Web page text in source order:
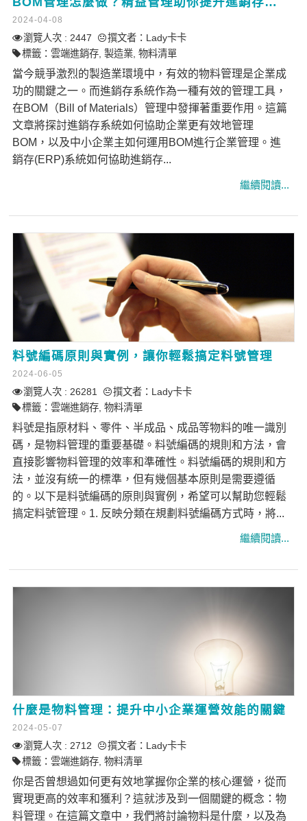
2024-04-08
瀏覽人次 : 2447 撰文者： Lady卡卡
標籤：雲端進銷存,製造業,物料清單
當今競爭激烈的製造業環境中，有效的物料管理是企業成
功的關鍵之一。而進銷存系統作為一種有效的管理工具，
在BOM（Bill of Materials）管理中發揮著重要作用。這篇
文章將探討進銷存系統如何協助企業更有效地管理
BOM，以及中小企業主如何運用BOM進行企業管理。進
銷存(ERP)系統如何協助進銷存...
料號編碼原則與實例，讓你輕鬆搞定料號管理
2024-06-05
瀏覽人次 : 26281 撰文者： Lady卡卡
標籤：雲端進銷存,物料清單
料號是指原材料、零件、半成品、成品等物料的唯一識別
碼，是物料管理的重要基礎。料號編碼的規則和方法，會
直接影響物料管理的效率和準確性。料號編碼的規則和方
法，並沒有統一的標準，但有幾個基本原則是需要遵循
的。以下是料號編碼的原則與實例，希望可以幫助您輕鬆
搞定料號管理。1. 反映分類在規劃料號編碼方式時，將...
什麼是物料管理：提升中小企業運營效能的關鍵
2024-05-07
瀏覽人次 : 2712 撰文者： Lady卡卡
標籤：雲端進銷存 ,物料清單
你是否曾想過如何更有效地掌握你企業的核心運營，從而
實現更高的效率和獲利？這就涉及到一個關鍵的概念：物
料管理。在這篇文章中，我們將討論物料是什麼，以及為